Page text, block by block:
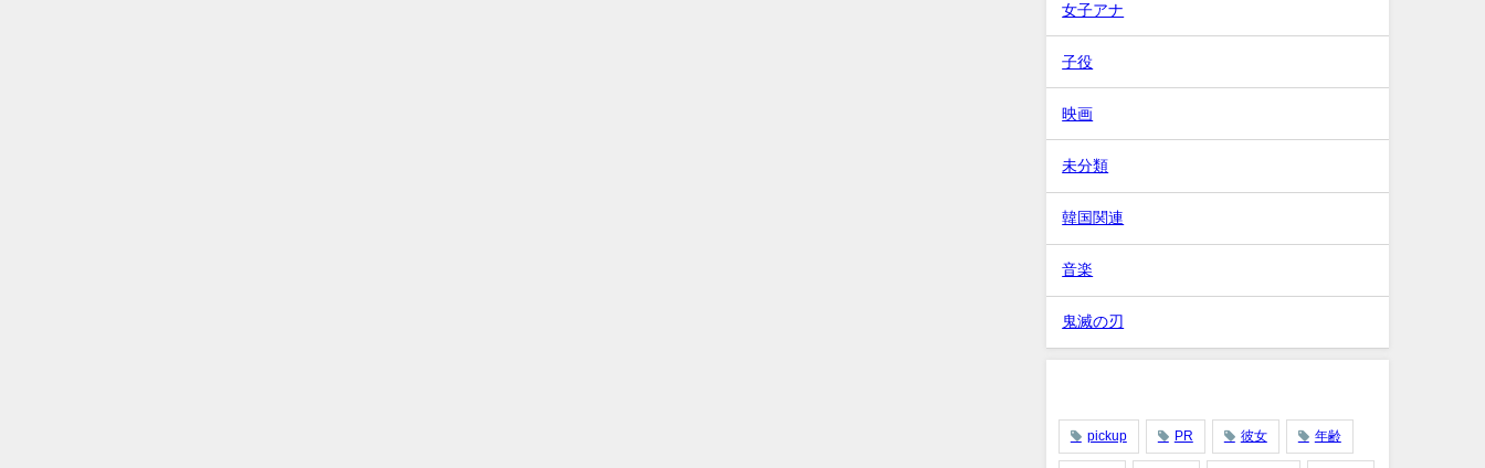
女子アナ
子役
映画
未分類
韓国関連
音楽
鬼滅の刃
pickup PR 彼女 年齢